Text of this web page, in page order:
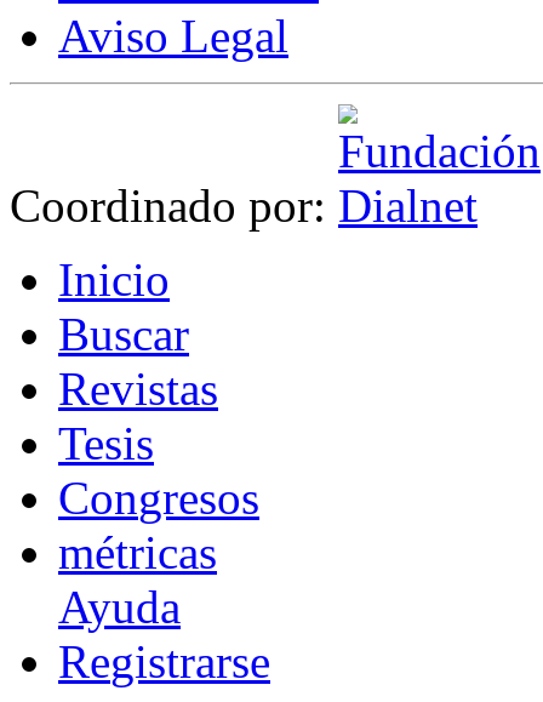
Aviso Legal
Coordinado por:
Inicio
Buscar
Revistas
Tesis
Congresos
métricas
Ayuda
Registrarse